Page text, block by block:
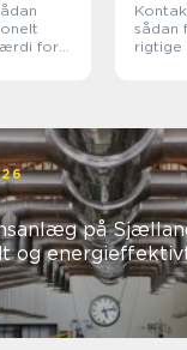
for
sådan
rigtige
på
og